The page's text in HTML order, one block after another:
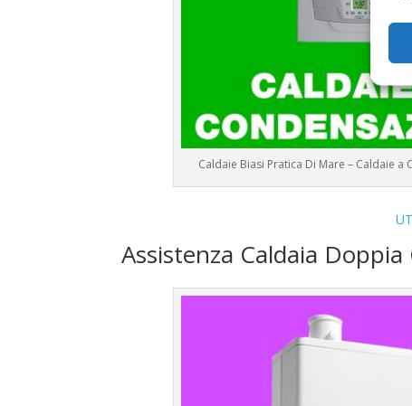
Caldaie Biasi Pratica Di Mare – Caldaie a
Assistenza Caldaia